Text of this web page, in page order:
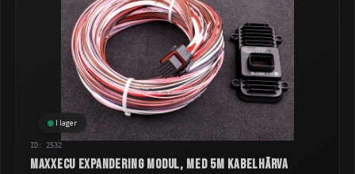
I lager
ID: 2532
MaxxECU Expandering modul, med 5m kabelhärva